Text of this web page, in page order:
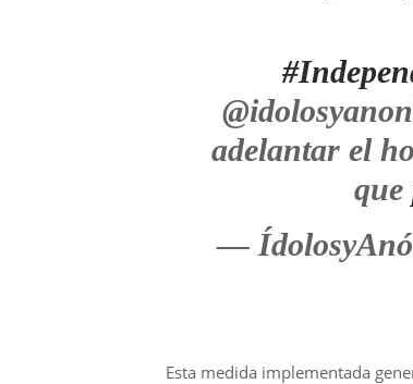
adelantar el
que
—
Esta medida implementada